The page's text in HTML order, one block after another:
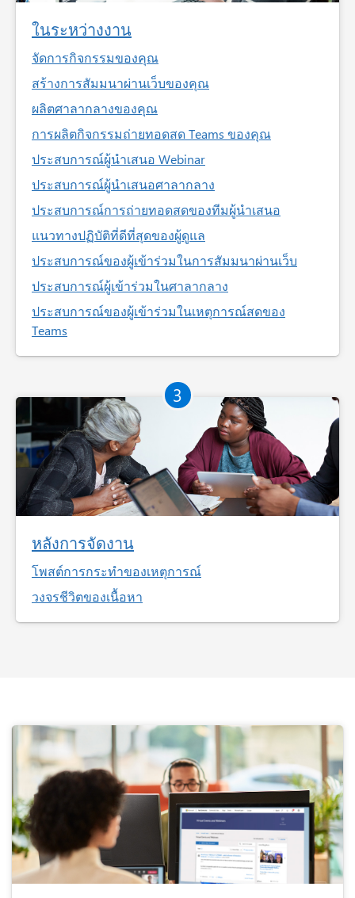
ในระหว่างงาน
จัดการกิจกรรมของคุณ
สร้างการสัมมนาผ่านเว็บของคุณ
ผลิตศาลากลางของคุณ
การผลิตกิจกรรมถ่ายทอดสด Teams ของคุณ
ประสบการณ์ผู้นำเสนอ Webinar
ประสบการณ์ผู้นำเสนอศาลากลาง
ประสบการณ์การถ่ายทอดสดของทีมผู้นำเสนอ
แนวทางปฏิบัติที่ดีที่สุดของผู้ดูแล
ประสบการณ์ของผู้เข้าร่วมในการสัมมนาผ่านเว็บ
ประสบการณ์ผู้เข้าร่วมในศาลากลาง
ประสบการณ์ของผู้เข้าร่วมในเหตุการณ์สดของ
Teams
3
หลังการจัดงาน
โพสต์การกระทำของเหตุการณ์
วงจรชีวิตของเนื้อหา